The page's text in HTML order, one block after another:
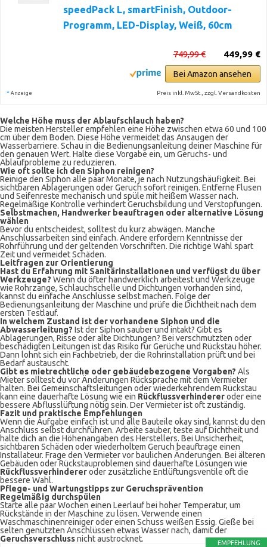
speedPack L, smartFinish, Outdoor-
Programm, LED-Display, Weiß, 60cm
449,99 €
749,99 €
Bei Amazon ansehen
* Anzeige Preis inkl. MwSt., zzgl. Versandkosten
Welche Höhe muss der Ablaufschlauch haben?
Die meisten Hersteller empfehlen eine Höhe zwischen etwa 60 und 100
cm über dem Boden. Diese Höhe vermeidet das Ansaugen der
Wasserbarriere. Schau in die Bedienungsanleitung deiner Maschine für
den genauen Wert. Halte diese Vorgabe ein, um Geruchs- und
Ablaufprobleme zu reduzieren.
Wie oft sollte ich den Siphon reinigen?
Reinige den Siphon alle paar Monate, je nach Nutzungshäufigkeit. Bei
sichtbaren Ablagerungen oder Geruch sofort reinigen. Entferne Flusen
und Seifenreste mechanisch und spüle mit heißem Wasser nach.
Regelmäßige Kontrolle verhindert Geruchsbildung und Verstopfungen.
Selbstmachen, Handwerker beauftragen oder alternative Lösung
wählen
Bevor du entscheidest, solltest du kurz abwägen. Manche
Anschlussarbeiten sind einfach. Andere erfordern Kenntnisse der
Rohrführung und der geltenden Vorschriften. Die richtige Wahl spart
Zeit und vermeidet Schäden.
Leitfragen zur Orientierung
Hast du Erfahrung mit Sanitärinstallationen und verfügst du über
Werkzeuge? Wenn du öfter handwerklich arbeitest und Werkzeuge
wie Rohrzange, Schlauchschelle und Dichtungen vorhanden sind,
kannst du einfache Anschlüsse selbst machen. Folge der
Bedienungsanleitung der Maschine und prüfe die Dichtheit nach dem
ersten Testlauf.
In welchem Zustand ist der vorhandene Siphon und die
Abwasserleitung? Ist der Siphon sauber und intakt? Gibt es
Ablagerungen, Risse oder alte Dichtungen? Bei verschmutzten oder
beschädigten Leitungen ist das Risiko für Gerüche und Rückstau höher.
Dann lohnt sich ein Fachbetrieb, der die Rohrinstallation prüft und bei
Bedarf austauscht.
Gibt es mietrechtliche oder gebäudebezogene Vorgaben? Als
Mieter solltest du vor Änderungen Rücksprache mit dem Vermieter
halten. Bei Gemeinschaftsleitungen oder wiederkehrendem Rückstau
kann eine dauerhafte Lösung wie ein Rückflussverhindereroder eine
bessere Abflusslüftung nötig sein. Der Vermieter ist oft zuständig.
Fazit und praktische Empfehlungen
Wenn die Aufgabe einfach ist und alle Bauteile okay sind, kannst du den
Anschluss selbst durchführen. Arbeite sauber, teste auf Dichtheit und
halte dich an die Höhenangaben des Herstellers. Bei Unsicherheit,
sichtbaren Schäden oder wiederholtem Geruch beauftrage einen
Installateur. Frage den Vermieter vor baulichen Änderungen. Bei älteren
Gebäuden oder Rückstauproblemen sind dauerhafte Lösungen wie
Rückflussverhindereroder zusätzliche Entlüftungsventile oft die
bessere Wahl.
Pflege- und Wartungstipps zur Geruchsprävention
Regelmäßig durchspülen
Starte alle paar Wochen einen Leerlauf bei hoher Temperatur, um
Rückstände in der Maschine zu lösen. Verwende einen
Waschmaschinenreiniger oder einen Schuss weißen Essig. Gieße bei
selten genutzten Anschlüssen etwas Wasser nach, damit der
Geruchsverschlussnicht austrocknet. EMPFEHLUNG